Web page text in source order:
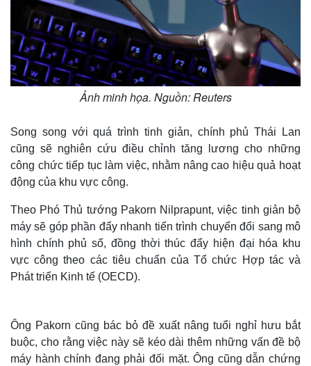
Ảnh minh họa. Nguồn: Reuters
Song song với quá trình tinh giản, chính phủ Thái Lan
cũng sẽ nghiên cứu điều chỉnh tăng lương cho những
công chức tiếp tục làm việc, nhằm nâng cao hiệu quả hoạt
động của khu vực công.
Theo Phó Thủ tướng Pakorn Nilprapunt, việc tinh giản bộ
máy sẽ góp phần đẩy nhanh tiến trình chuyển đổi sang mô
hình chính phủ số, đồng thời thúc đẩy hiện đại hóa khu
vực công theo các tiêu chuẩn của Tổ chức Hợp tác và
Phát triển Kinh tế (OECD).
Ông Pakorn cũng bác bỏ đề xuất nâng tuổi nghỉ hưu bắt
buộc, cho rằng việc này sẽ kéo dài thêm những vấn đề bộ
máy hành chính đang phải đối mặt. Ông cũng dẫn chứng